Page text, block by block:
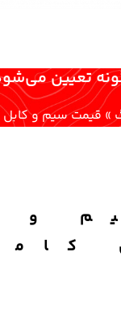
تعیین
» قیمت سیم و کابل
و